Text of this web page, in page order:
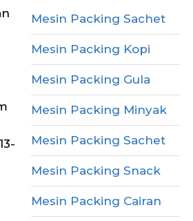
Mesin Packing Sachet
Mesin Packing Kopi
Mesin Packing Gula
Mesin Packing Minyak
Mesin Packing Sachet
Mesin Packing Snack
Mesin Packing Cairan